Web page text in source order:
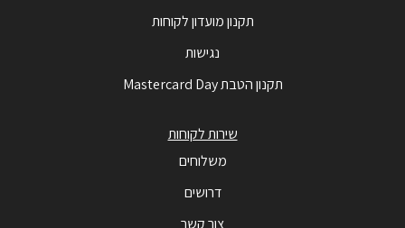
תקנון מועדון לקוחות
נגישות
תקנון הטבת Mastercard Day
שירות לקוחות
משלוחים
דרושים
צור קשר